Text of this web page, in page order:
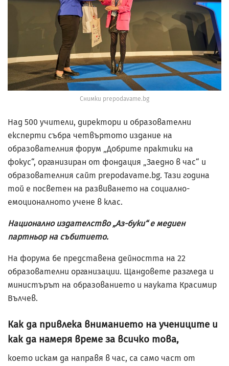
Снимки prepodavame.bg
Над 500 учители, директори и образователни
експерти събра четвъртото издание на
образователния форум „Добрите практики на
фокус“, организиран от фондация „Заедно в час“ и
образователния сайт prepodavame.bg. Тази година
той е посветен на развиването на социално-
емоционалното учене в клас.
Национално издателство „Аз-буки“ е медиен
партньор на събитието.
На форума бе представена дейността на 22
образователни организации. Щандовете разгледа и
министърът на образованието и науката Красимир
Вълчев.
Как да привлека вниманието на учениците и
как да намеря време за всичко това,
което искам да направя в час, са само част от